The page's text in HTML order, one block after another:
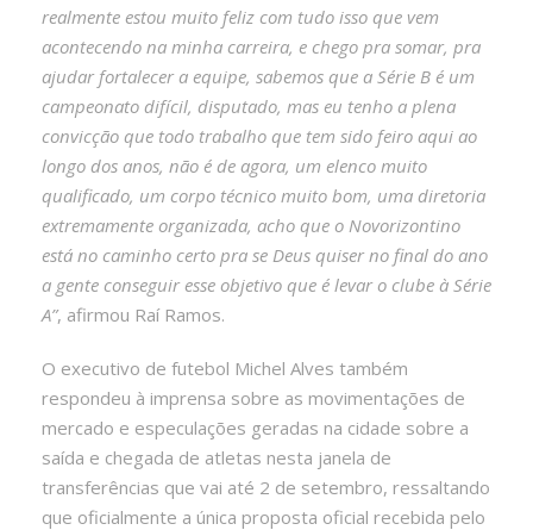
realmente estou muito feliz com tudo isso que vem
acontecendo na minha carreira, e chego pra somar, pra
ajudar fortalecer a equipe, sabemos que a Série B é um
campeonato difícil, disputado, mas eu tenho a plena
convicção que todo trabalho que tem sido feiro aqui ao
longo dos anos, não é de agora, um elenco muito
qualificado, um corpo técnico muito bom, uma diretoria
extremamente organizada, acho que o Novorizontino
está no caminho certo pra se Deus quiser no final do ano
a gente conseguir esse objetivo que é levar o clube à Série
A”, afirmou Raí Ramos.
O executivo de futebol Michel Alves também
respondeu à imprensa sobre as movimentações de
mercado e especulações geradas na cidade sobre a
saída e chegada de atletas nesta janela de
transferências que vai até 2 de setembro, ressaltando
que oficialmente a única proposta oficial recebida pelo